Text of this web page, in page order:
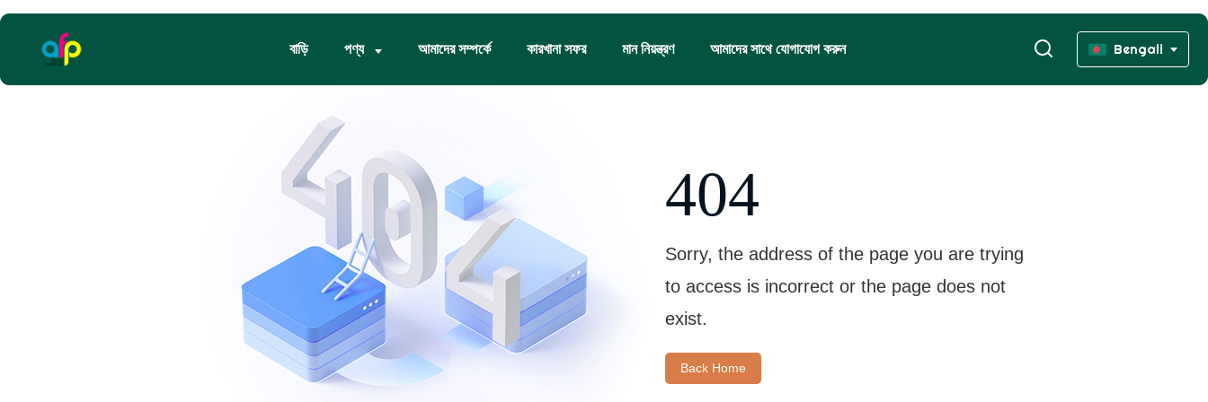
বাড়ি পণ্য আমাদের সম্পর্কে কারখানা সফর মান নিয়ন্ত্রণ আমাদের সাথে যোগাযোগ করুন Bengali
404
Sorry, the address of the page you are trying
to access is incorrect or the page does not
exist.
Back Home